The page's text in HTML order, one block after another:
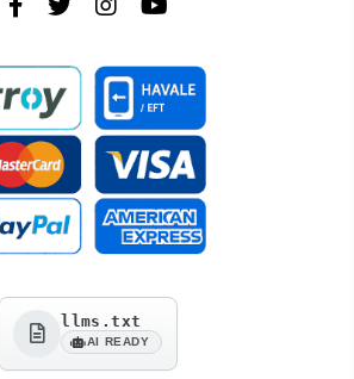
llms.txt
AI READY